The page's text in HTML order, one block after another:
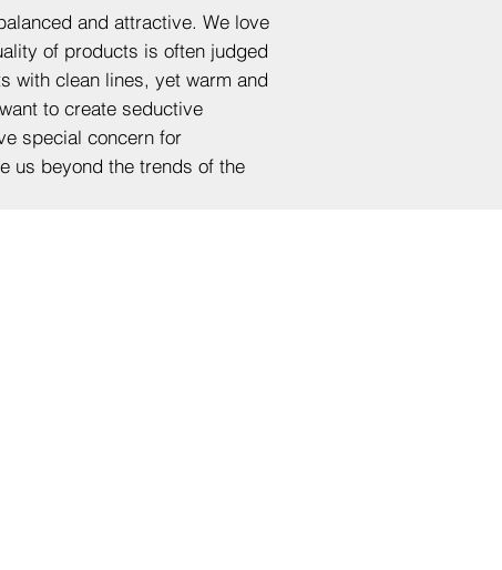
and attractive. We love
of products is often judged
with clean lines, yet warm and
to create seductive
special concern for
us beyond the trends of the